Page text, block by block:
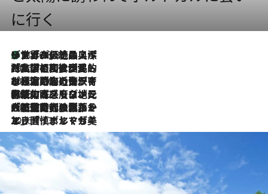
に行く
2026.8.8
リスボンの絶品スイーツ「パステル・デ・ナタ」とは？ポルトガル伝統の奥深い世界へ
2026.7.27
「私の祖国はポルトガル語です」国民的詩人フェルナンド・ペソアと、彼が愛した文学の街を歩く
2026.7.26
ポルトガル近海が育む極上の海の幸。キリリと冷えた白ワインと愉しむ、シーフード専門店の贅沢
2026.7.22
伝統の味をモダンに昇華。高感度な地元客が集う、リスボンの最旬ガストロノミー
2026.7.21
大航海時代の栄華から、震災、独裁、そして革命へ。ポルトガル・首都リスボンの石畳に刻まれた「歴史の光と影」
2026.7.13
エッセイ・ヤマザキマリ「慎ましくも美しき国 ポルトガル」